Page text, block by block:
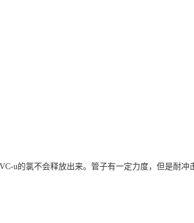
u的氯不会释放出来。管子有一定力度，但是耐冲